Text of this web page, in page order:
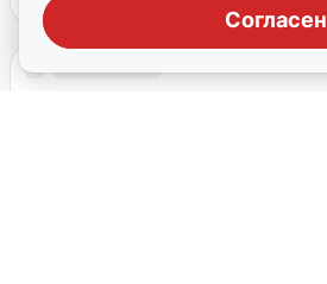
Согласен